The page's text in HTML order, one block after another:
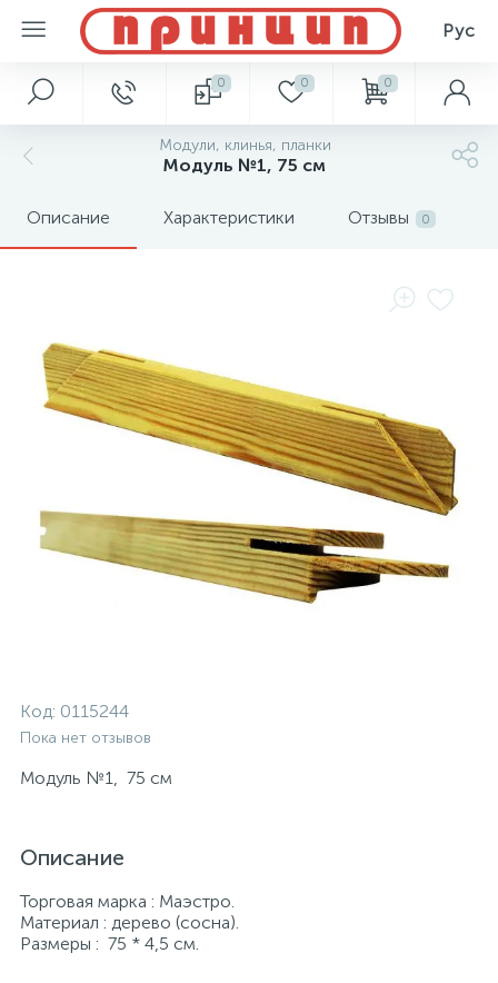
Рус
0 0 0
Модули, клинья, планки
Модуль №1, 75 см
Описание Характеристики Отзывы 0
Код: 0115244
Пока нет отзывов
Модуль №1, 75 см
Описание
Торговая марка : Маэстро.
Материал : дерево (сосна).
Размеры : 75 * 4,5 см.